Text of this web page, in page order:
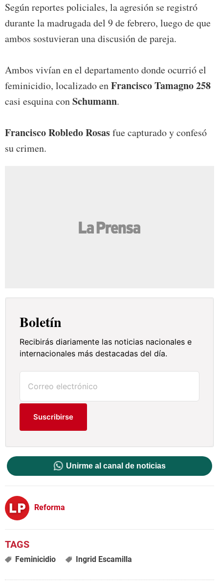
Según reportes policiales, la agresión se registró
durante la madrugada del 9 de febrero, luego de que
ambos sostuvieran una discusión de pareja.
Ambos vivían en el departamento donde ocurrió el
feminicidio, localizado enFrancisco Tamagno 258
casi esquina conSchumann.
Francisco Robledo Rosasfue capturado y confesó
su crimen.
Boletín
Recibirás diariamente las noticias nacionales e
internacionales más destacadas del día.
Suscribirse
Unirme al canal de noticias
Reforma
Feminicidio Ingrid Escamilla